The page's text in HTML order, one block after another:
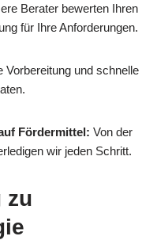
Berater bewerten Ihren
für Ihre Anforderungen.
Vorbereitung und schnelle
Fördermittel: Von der
wir jeden Schritt.
zu